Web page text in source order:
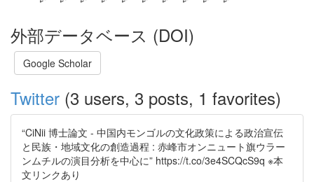
外部データベース (DOI)
Google Scholar
Twitter (3 users, 3 posts, 1 favorites)
“CiNii 博士論文 - 中国内モンゴルの文化政策による政治宣伝
と民族・地域文化の創造過程 : 赤峰市オンニュート旗ウラー
ンムチルの演目分析を中心に” https://t.co/3e4SCQcS9q ※本
文リンクあり